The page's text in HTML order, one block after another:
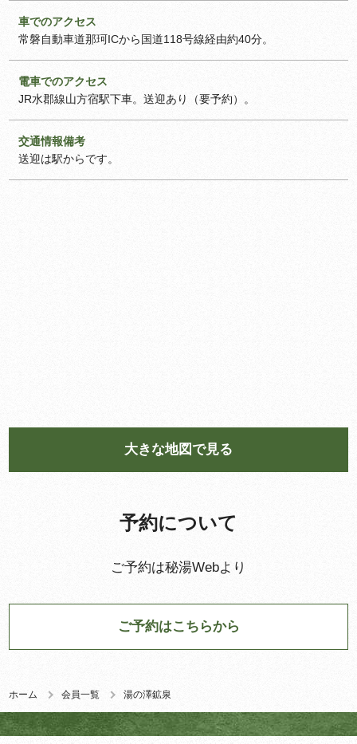
ホーム 会員一覧 湯の澤鉱泉
車でのアクセス
常磐自動車道那珂ICから国道118号線経由約40分。
電車でのアクセス
JR水郡線山方宿駅下車。送迎あり（要予約）。
交通情報備考
送迎は駅からです。
大きな地図で見る
予約について
ご予約は秘湯Webより
ご予約はこちらから